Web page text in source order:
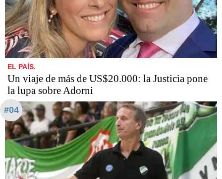
EL PAÍS.
Un viaje de más de US$20.000: la Justicia pone
la lupa sobre Adorni
#04